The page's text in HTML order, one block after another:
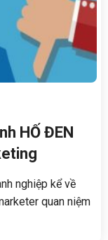
HỐ ĐEN
nghiệp kể về
quan niệm